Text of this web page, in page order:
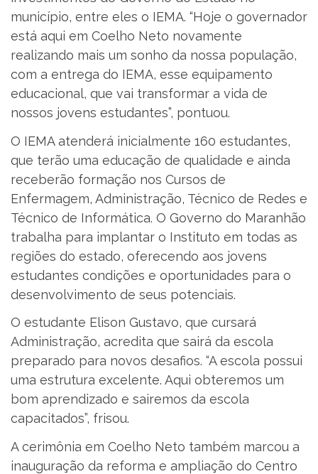
município, entre eles o IEMA. “Hoje o governador
está aqui em Coelho Neto novamente
realizando mais um sonho da nossa população,
com a entrega do IEMA, esse equipamento
educacional, que vai transformar a vida de
nossos jovens estudantes”, pontuou.
O IEMA atenderá inicialmente 160 estudantes,
que terão uma educação de qualidade e ainda
receberão formação nos Cursos de
Enfermagem, Administração, Técnico de Redes e
Técnico de Informática. O Governo do Maranhão
trabalha para implantar o Instituto em todas as
regiões do estado, oferecendo aos jovens
estudantes condições e oportunidades para o
desenvolvimento de seus potenciais.
O estudante Elison Gustavo, que cursará
Administração, acredita que sairá da escola
preparado para novos desafios. “A escola possui
uma estrutura excelente. Aqui obteremos um
bom aprendizado e sairemos da escola
capacitados”, frisou.
A cerimônia em Coelho Neto também marcou a
inauguração da reforma e ampliação do Centro